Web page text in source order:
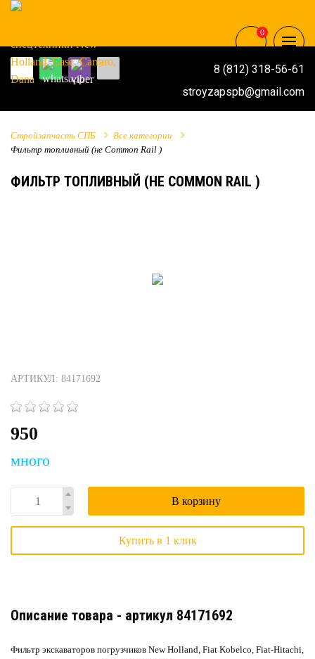
8 (812) 318-56-61
stroyzapspb@gmail.com
0
Стройзапчасть СПБ
Все категории
Фильтр топливный (не Common Rail )
ФИЛЬТР ТОПЛИВНЫЙ (НЕ COMMON RAIL )
АРТИКУЛ: 84171692
950
много
В корзину
Купить в 1 клик
Описание товара - артикул 84171692
Фильтр экскаваторов погрузчиков New Holland, Fiat Kobelco, Fiat-Hitachi,